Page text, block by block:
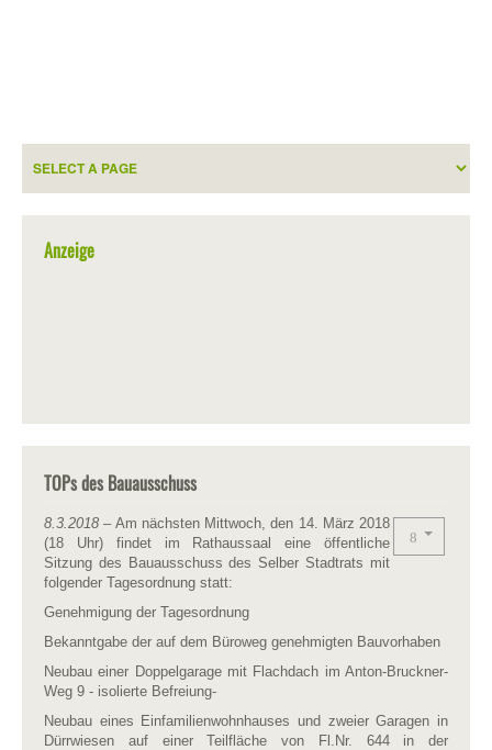
Anzeige
TOPs des Bauausschuss
8.3.2018 – Am nächsten Mittwoch, den 14. März 2018
(18 Uhr) findet im Rathaussaal eine öffentliche
Sitzung des Bauausschuss des Selber Stadtrats mit
folgender Tagesordnung statt:
Genehmigung der Tagesordnung
Bekanntgabe der auf dem Büroweg genehmigten Bauvorhaben
Neubau einer Doppelgarage mit Flachdach im Anton-Bruckner-
Weg 9 - isolierte Befreiung-
Neubau eines Einfamilienwohnhauses und zweier Garagen in
Dürrwiesen auf einer Teilfläche von Fl.Nr. 644 in der